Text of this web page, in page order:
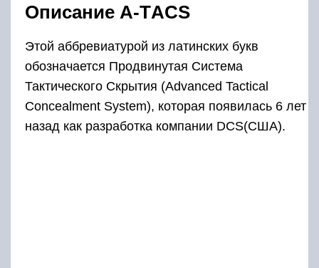
Описание А-ТACS
Этой аббревиатурой из латинских букв
обозначается Продвинутая Система
Тактического Скрытия (Advanced Tactical
Concealment System), которая появилась 6 лет
назад как разработка компании DCS(США).